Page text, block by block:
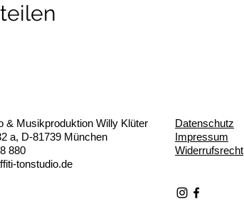
& Musikproduktion Willy Klüter
a, D-81739 München
880
tonstudio.de
Datenschutz
Impressum
Widerrufsrecht